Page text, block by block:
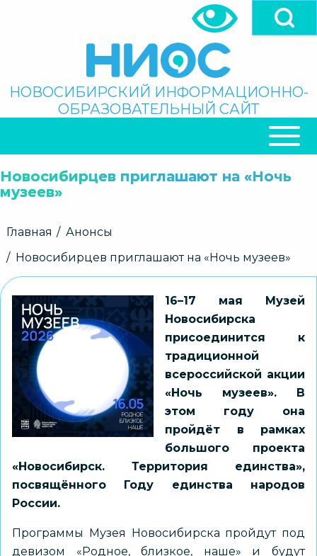
Поиск
НОВОСИБИРСКИЙ ИНФОРМАЦИОННО-
ОБРАЗОВАТЕЛЬНЫЙ САЙТ
НАВИГАЦИЯ
Новосибирцев приглашают на «Ночь
музеев»
Строка
Главная
Анонсы
Новосибирцев приглашают на «Ночь музеев»
16–17 мая Музей
Новосибирска
присоединится к
традиционной
всероссийской акции
«Ночь музеев». В
этом году она
пройдёт в рамках
большого проекта
«Новосибирск. Территория единства»,
посвящённого Году единства народов
России.
Программы Музея Новосибирска пройдут под
девизом «Родное, близкое, наше» и будут